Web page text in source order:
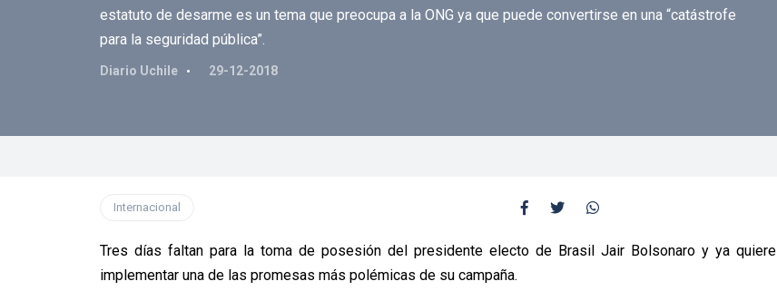
estatuto de desarme es un tema que preocupa a la ONG ya que puede convertirse en una “catástrofe
para la seguridad pública”.
Diario Uchile 29-12-2018
Internacional
Tres días faltan para la toma de posesión del presidente electo de Brasil Jair Bolsonaro y ya quiere
implementar una de las promesas más polémicas de su campaña.